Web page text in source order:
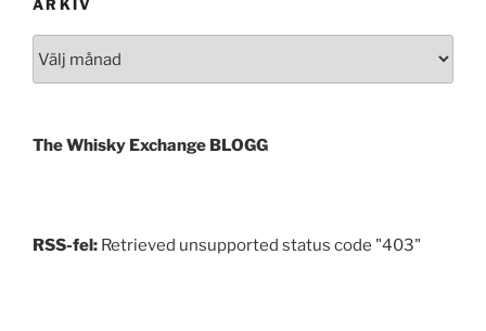
ARKIV
The Whisky Exchange BLOGG
RSS-fel: Retrieved unsupported status code "403"